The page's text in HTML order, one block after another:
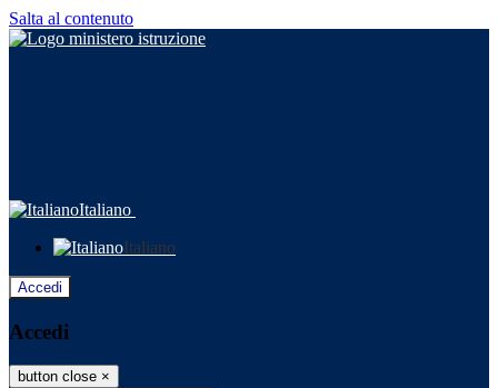
Salta al contenuto
Italiano
Italiano
Accedi
Accedi
button close ×